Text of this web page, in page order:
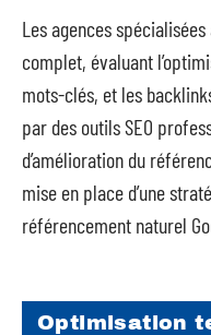
Les agences
complet, évaluant
mots-clés, et les
par des outils SEO
d’amélioration du
mise en place d’une
référencement naturel
Optimisation